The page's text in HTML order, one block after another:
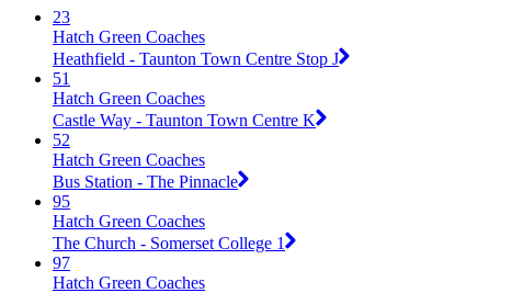
23
Hatch Green Coaches
Heathfield - Taunton Town Centre Stop J
51
Hatch Green Coaches
Castle Way - Taunton Town Centre K
52
Hatch Green Coaches
Bus Station - The Pinnacle
95
Hatch Green Coaches
The Church - Somerset College 1
97
Hatch Green Coaches